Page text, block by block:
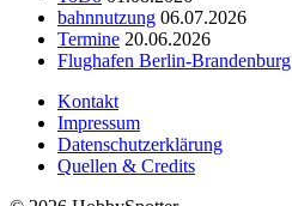
bahnnutzung 06.07.2026
Termine 20.06.2026
Flughafen Berlin-Brandenburg
Kontakt
Impressum
Datenschutzerklärung
Quellen & Credits